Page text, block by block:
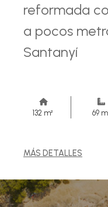
reformada
a pocos
Santanyí
132 m² 69
MÁS DETALLES